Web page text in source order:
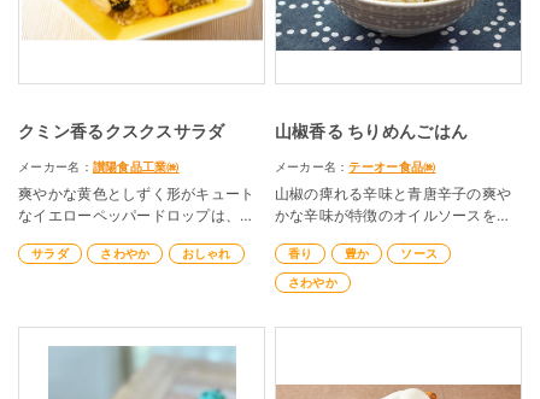
クミン香るクスクスサラダ
メーカー名： 讃陽食品工業㈱
爽やかな黄色としずく形がキュート
なイエローペッパードロップは、サ
スクスの色と合わせてオシャレ度UP!
サラダ さわやか おしゃれ
山椒香る ちりめんごはん
メーカー名：テーオー食品㈱
山椒の痺れる辛味と青唐辛子の爽や
かな辛味が特徴のオイルソースを白
ンジご飯が出来上がります。
香り 豊か
ソース
さわやか